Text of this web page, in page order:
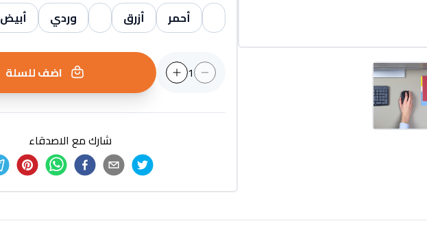
أحمر
أزرق وردي أبيض
1 اضف للسلة
شارك مع الاصدقاء